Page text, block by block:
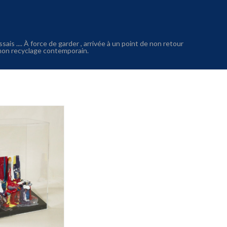
.... À force de garder , arrivée à un point de non retour
recyclage contemporain.